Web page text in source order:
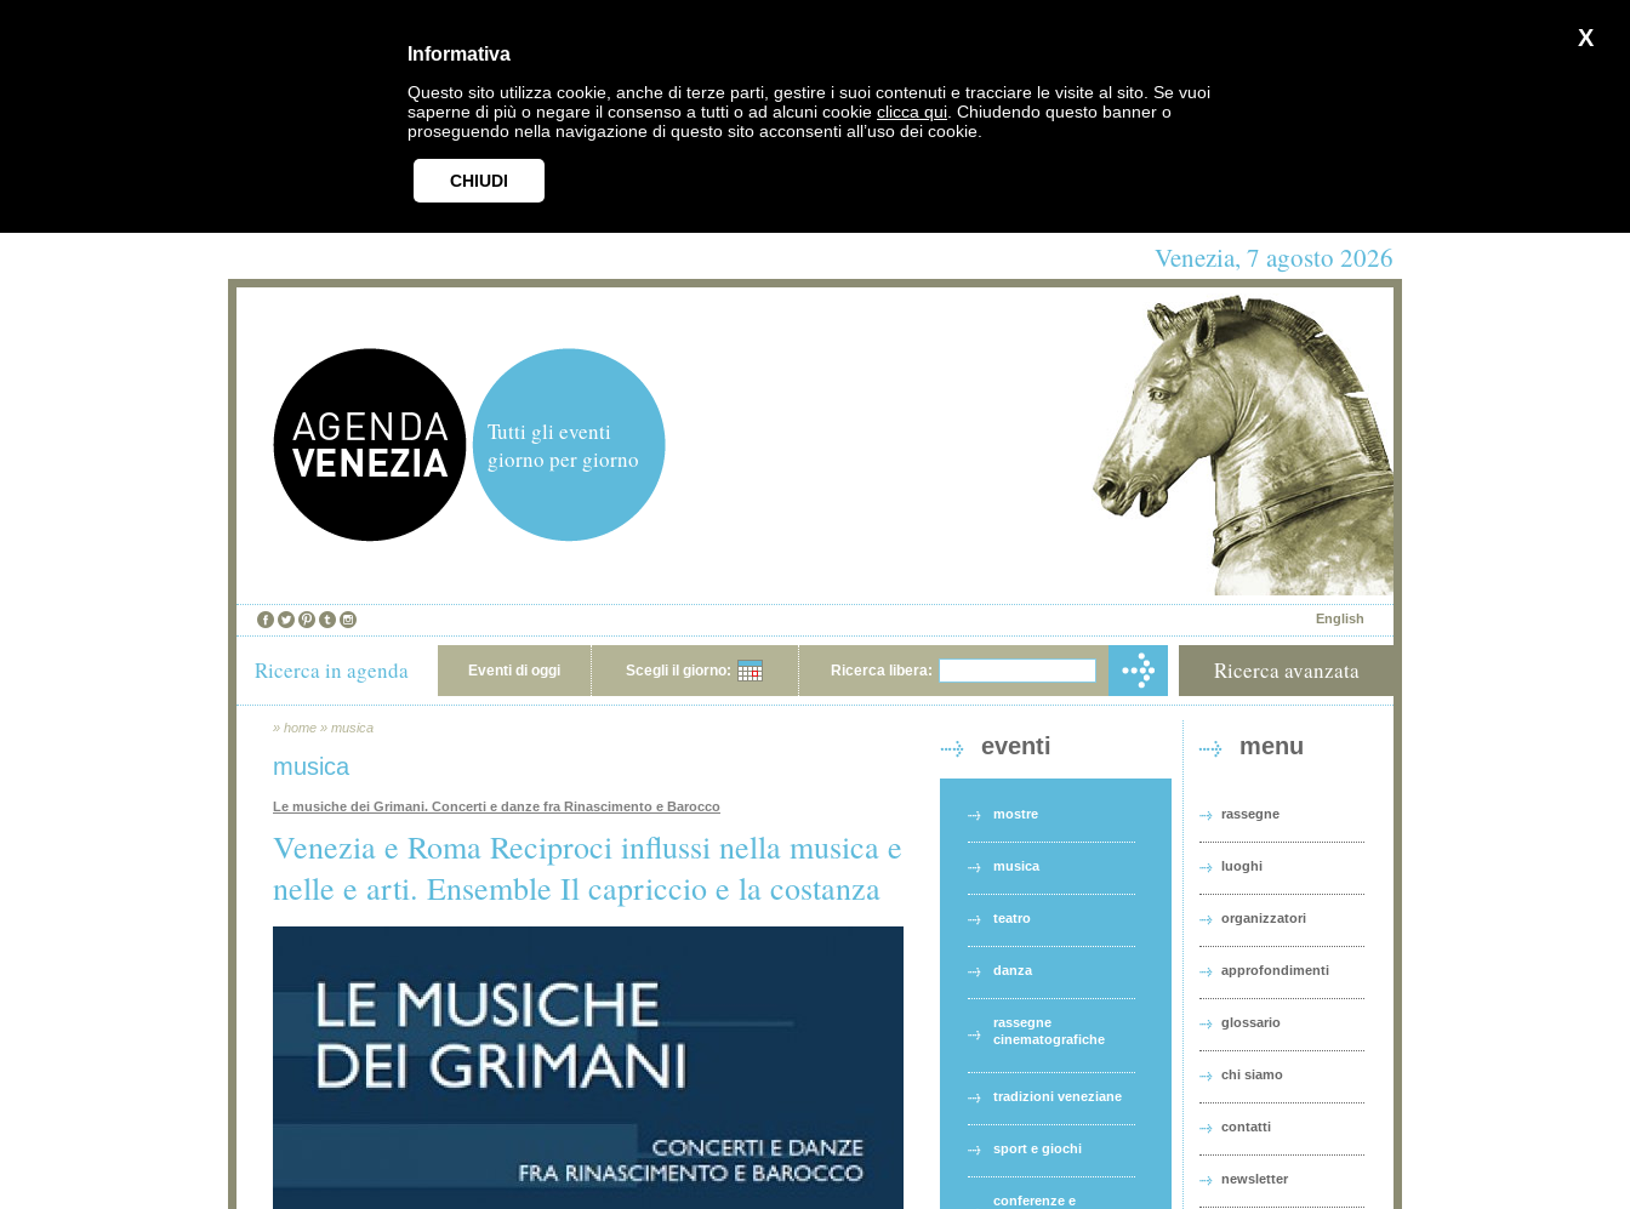
X
Informativa
Questo sito utilizza cookie, anche di terze parti, gestire i suoi contenuti e tracciare le visite al sito. Se vuoi
saperne di più o negare il consenso a tutti o ad alcuni cookie clicca qui . Chiudendo questo banner o
proseguendo nella navigazione di questo sito acconsenti all’uso dei cookie.
CHIUDI
Venezia, 7 agosto 2026
Tutti gli eventi
giorno per giorno
English
Ricerca in agenda Eventi di oggi Scegli il giorno: Ricerca libera: Ricerca avanzata
» home » musica
musica
Le musiche dei Grimani. Concerti e danze fra Rinascimento e Barocco
Venezia e Roma Reciproci influssi nella musica e
nelle e arti. Ensemble Il capriccio e la costanza
eventi
mostre
musica
teatro
danza
rassegne
cinematografiche
tradizioni veneziane
sport e giochi
conferenze e
menu
rassegne
luoghi
organizzatori
approfondimenti
glossario
chi siamo
contatti
newsletter